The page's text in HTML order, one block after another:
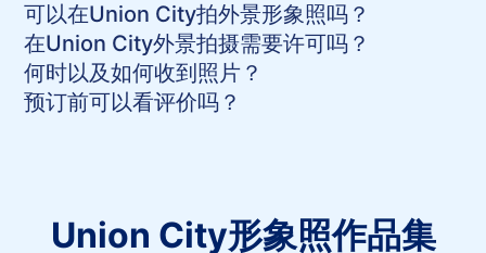
可以在Union City拍外景形象照吗？
在Union City外景拍摄需要许可吗？
何时以及如何收到照片？
预订前可以看评价吗？
Union City形象照作品集